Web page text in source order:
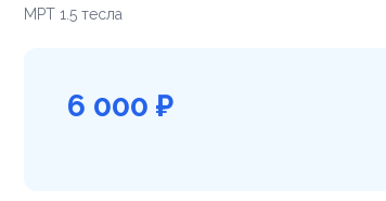
МРТ 1.5 тесла
6 000 ₽